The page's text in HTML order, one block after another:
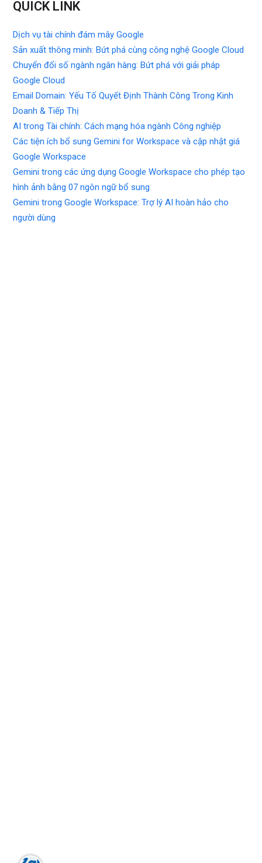
QUICK LINK
Dịch vụ tài chính đám mây Google
Sản xuất thông minh: Bứt phá cùng công nghệ Google Cloud
Chuyển đổi số ngành ngân hàng: Bứt phá với giải pháp
Google Cloud
Email Domain: Yếu Tố Quyết Định Thành Công Trong Kinh
Doanh & Tiếp Thị
AI trong Tài chính: Cách mạng hóa ngành Công nghiệp
Các tiện ích bổ sung Gemini for Workspace và cập nhật giá
Google Workspace
Gemini trong các ứng dụng Google Workspace cho phép tạo
hình ảnh bằng 07 ngôn ngữ bổ sung
Gemini trong Google Workspace: Trợ lý AI hoàn hảo cho
người dùng